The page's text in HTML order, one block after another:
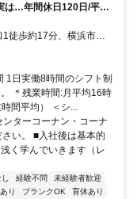
は…年間休日120日/平均
徒歩約17分、横浜市営
市営ブルーライン 舞岡2
ついて：ご自身の自宅
本求人の勤務地への配属
1日実働8時間のシフト制
＊残業時間:月平均16時
間平均） ＜シ...
ターコーナン・コーナ
い。 ■入社後は基本的
く学んでいきます（レ
経験不問
未経験者歓迎
り ブランクOK
育休あり